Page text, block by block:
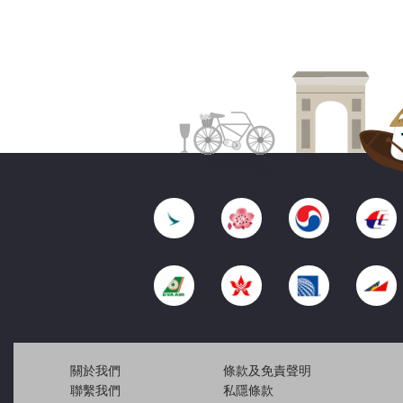
關於我們
聯繫我們
條款及免責聲明
私隱條款